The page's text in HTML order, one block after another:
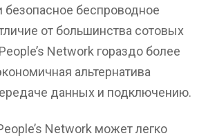
безопасное беспроводное
от большинства сотовых
Network гораздо более
альтернатива
данных и подключению.
Network может легко